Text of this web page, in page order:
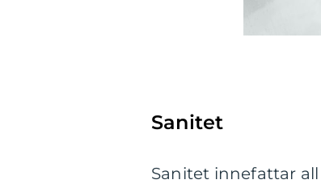
Sanitet
Sanitet innefattar